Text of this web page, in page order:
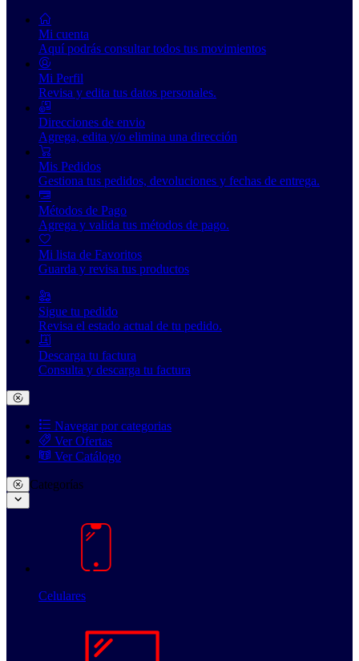
Mi cuenta
Aquí podrás consultar todos tus movimientos
Mi Perfil
Revisa y edita tus datos personales.
Direcciones de envio
Agrega, edita y/o elimina una dirección
Mis Pedidos
Gestiona tus pedidos, devoluciones y fechas de entrega.
Métodos de Pago
Agrega y valida tus métodos de pago.
Mi lista de Favoritos
Guarda y revisa tus productos
Sigue tu pedido
Revisa el estado actual de tu pedido.
Descarga tu factura
Consulta y descarga tu factura
Navegar por categorias
Ver Ofertas
Ver Catálogo
Categorías
Celulares